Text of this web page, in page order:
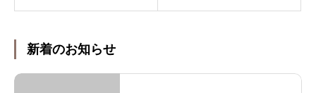
新着のお知らせ